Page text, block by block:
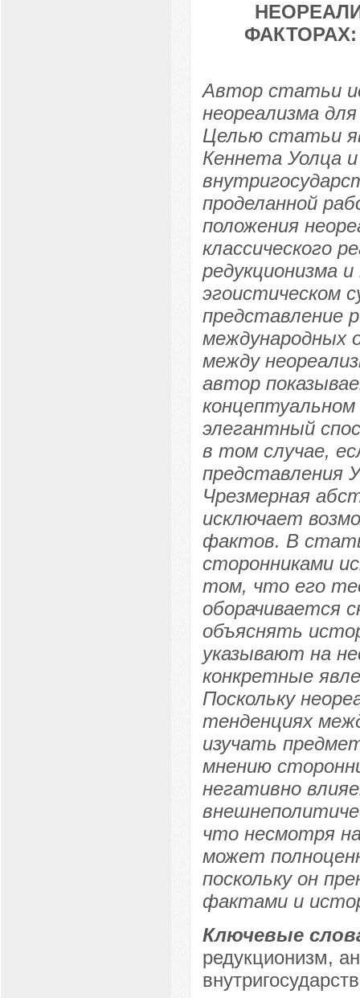
Автор статьи
неореализма
Целью статьи
Кеннета Уолца
проделанной
положения
классического
редукционизма
эгоистическом
представление
международных
между
автор
элегантный
в том случае,
представления
Чрезмерная
исключает
фактов. В
сторонниками
том, что его
оборачивается
объяснять
указывают на
конкретные
Поскольку
тенденциях
изучать
мнению
негативно
что несмотря
может
поскольку он
фактами и
Ключевые
редукционизм,